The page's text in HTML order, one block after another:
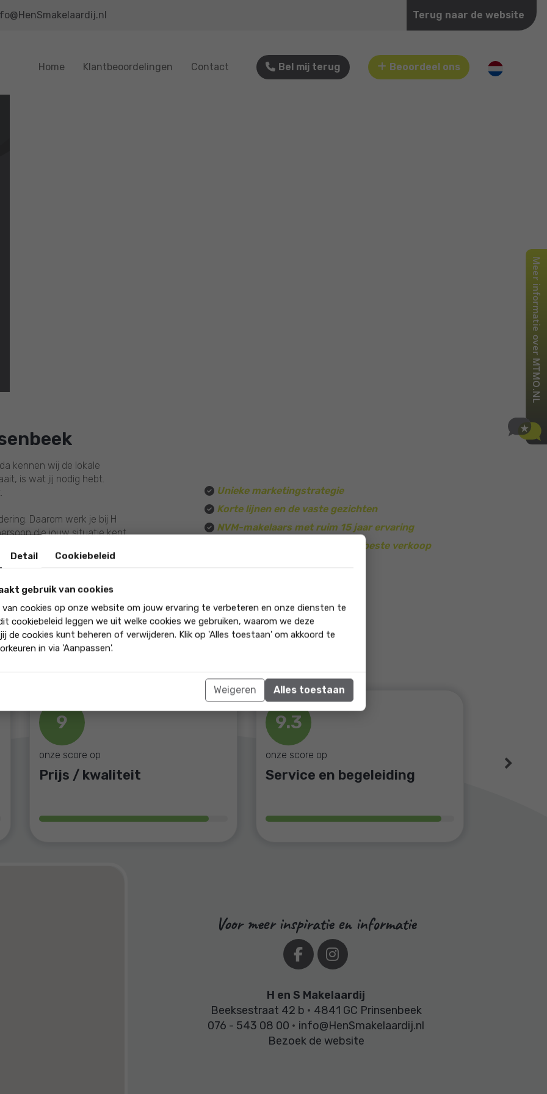
Terug naar de website
Home Klantbeoordelingen Contact Bel mij terug Beoordeel ons
kennen wij de lokale
is wat jij nodig hebt.
Daarom werk je bij H
die jouw situatie kent
of behoefte hebt
woonwensen écht te
bij je past.
Unieke marketingstrategie
Korte lijnen en de vaste gezichten
NVM-makelaars met ruim 15 jaar ervaring
Unieke strategie gericht op de beste verkoop
9
onze score op
Prijs / kwaliteit
9.3
onze score op
Service en begeleiding
Next
Voor meer inspiratie en informatie
H en S Makelaardij
Beeksestraat 42 b • 4841 GC Prinsenbeek
076 - 543 08 00 • info@HenSmakelaardij.nl
Bezoek de website
Detail Cookiebeleid
gebruik van cookies
van cookies op onze website om jouw ervaring te verbeteren en onze diensten te
cookiebeleid leggen we uit welke cookies we gebruiken, waarom we deze
de cookies kunt beheren of verwijderen. Klik op 'Alles toestaan' om akkoord te
in via 'Aanpassen'.
Weigeren Alles toestaan